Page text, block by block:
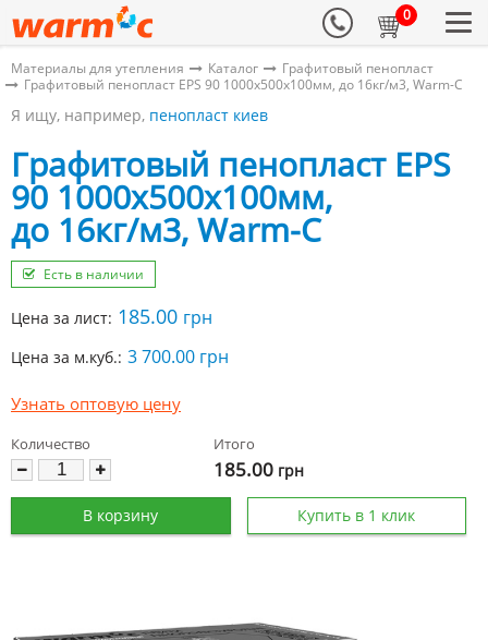
0
Материалы для утепления Каталог
Графитовый пенопласт
Графитовый пенопласт EPS 90 1000х500х100мм, до 16кг/м3, Warm-C
Я ищу, например, пенопласт киев
Графитовый пенопласт EPS
90 1000х500х100мм,
до 16кг/м3, Warm-C
Есть в наличии
Цена за лист: 185.00 грн
Цена за м.куб.: 3 700.00 грн
Узнать оптовую цену
Количество Итого
185.00 грн
В корзину Купить в 1 клик